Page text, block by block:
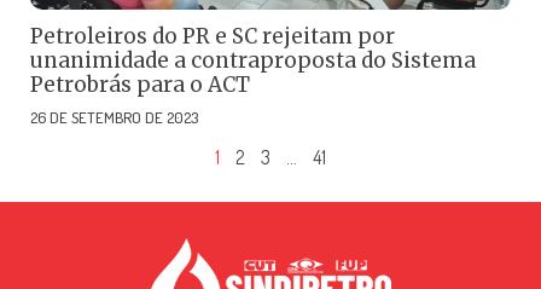
Petroleiros do PR e SC rejeitam por
unanimidade a contraproposta do Sistema
Petrobrás para o ACT
26 DE SETEMBRO DE 2023
1 2 3 … 41